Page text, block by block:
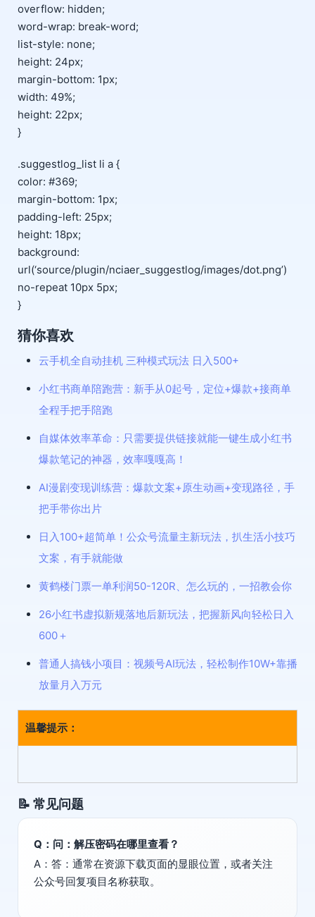
overflow: hidden;
word-wrap: break-word;
list-style: none;
height: 24px;
margin-bottom: 1px;
width: 49%;
height: 22px;
}
.suggestlog_list li a {
color: #369;
margin-bottom: 1px;
padding-left: 25px;
height: 18px;
background:
url(‘source/plugin/nciaer_suggestlog/images/dot.png’)
no-repeat 10px 5px;
}
猜你喜欢
云手机全自动挂机 三种模式玩法 日入500+
小红书商单陪跑营：新手从0起号，定位+爆款+接商单
全程手把手陪跑
自媒体效率革命：只需要提供链接就能一键生成小红书
爆款笔记的神器，效率嘎嘎高！
AI漫剧变现训练营：爆款文案+原生动画+变现路径，手
把手带你出片
日入100+超简单！公众号流量主新玩法，扒生活小技巧
文案，有手就能做
黄鹤楼门票一单利润50-120R、怎么玩的，一招教会你
26小红书虚拟新规落地后新玩法，把握新风向轻松日入
600＋
普通人搞钱小项目：视频号AI玩法，轻松制作10W+靠播
放量月入万元
温馨提示：
📝 常见问题
Q：问：解压密码在哪里查看？
A：答：通常在资源下载页面的显眼位置，或者关注
公众号回复项目名称获取。